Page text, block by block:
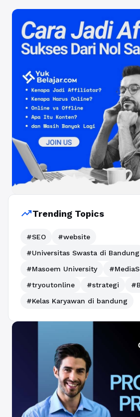
trending_upTrending Topics
#SEO
#website
#Universitas Swasta di Bandung
#Masoem University
#tryoutonline
#strategi
#Kelas Karyawan di bandung